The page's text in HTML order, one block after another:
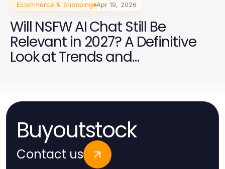
Ecommerce & Shopping Apr 19, 2026
Will NSFW AI Chat Still Be
Relevant in 2027? A Definitive
Look at Trends and
Buyoutstock
Contact us